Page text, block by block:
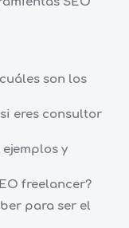
son los
eres consultor
y
freelancer?
para ser el